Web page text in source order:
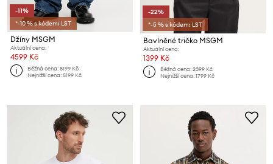
-11%
*-10 % s kódem: LST
Džíny MSGM
Aktuální cena:
4599 Kč
Běžná cena:8199 Kč
Nejnižší cena:5199 Kč
-22%
*-5 % s kódem: LST
Bavlněné tričko MSGM
Aktuální cena:
1399 Kč
Běžná cena:2399 Kč
Nejnižší cena:1799 Kč